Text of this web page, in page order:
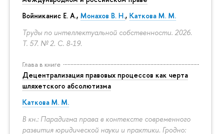
Войниканис Е. А., Монахов В. Н., Каткова М. М.
Труды по интеллектуальной собственности. 2026.
Т. 57. № 2. С. 8-19.
Глава в книге
Децентрализация правовых процессов как черта
шляхетского абсолютизма
Каткова М. М.
В кн.: Парадигма права в контексте современного
развития юридической науки и практики. Гродно: